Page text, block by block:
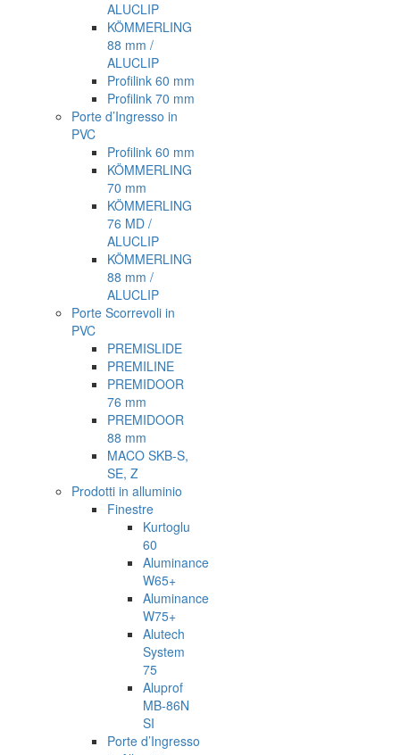
ALUCLIP
KÖMMERLING
88 mm /
ALUCLIP
Profilink 60 mm
Profilink 70 mm
Porte d’Ingresso in
PVC
Profilink 60 mm
KÖMMERLING
70 mm
KÖMMERLING
76 MD /
ALUCLIP
KÖMMERLING
88 mm /
ALUCLIP
Porte Scorrevoli in
PVC
PREMISLIDE
PREMILINE
PREMIDOOR
76 mm
PREMIDOOR
88 mm
MACO SKB-S,
SE, Z
Prodotti in alluminio
Finestre
Kurtoglu
60
Aluminance
W65+
Aluminance
W75+
Alutech
System
75
Aluprof
MB-86N
SI
Porte d’Ingresso